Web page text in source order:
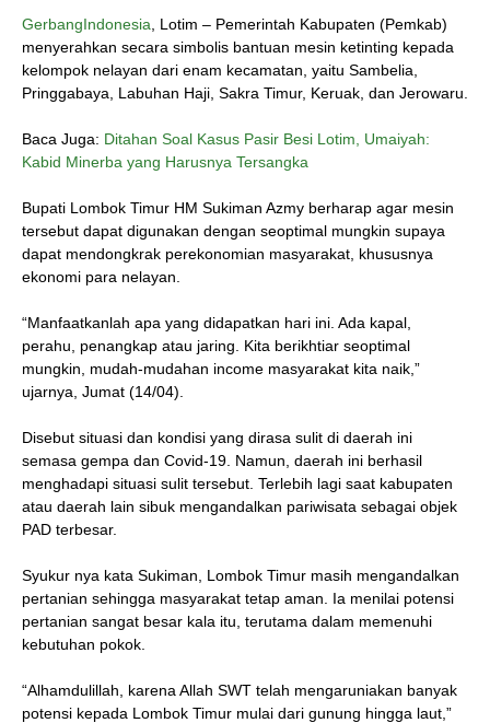
GerbangIndonesia , Lotim – Pemerintah Kabupaten (Pemkab)
menyerahkan secara simbolis bantuan mesin ketinting kepada
kelompok nelayan dari enam kecamatan, yaitu Sambelia,
Pringgabaya, Labuhan Haji, Sakra Timur, Keruak, dan Jerowaru.
Baca Juga: Ditahan Soal Kasus Pasir Besi Lotim, Umaiyah:
Kabid Minerba yang Harusnya Tersangka
Bupati Lombok Timur HM Sukiman Azmy berharap agar mesin
tersebut dapat digunakan dengan seoptimal mungkin supaya
dapat mendongkrak perekonomian masyarakat, khususnya
ekonomi para nelayan.
“Manfaatkanlah apa yang didapatkan hari ini. Ada kapal,
perahu, penangkap atau jaring. Kita berikhtiar seoptimal
mungkin, mudah-mudahan income masyarakat kita naik,”
ujarnya, Jumat (14/04).
Disebut situasi dan kondisi yang dirasa sulit di daerah ini
semasa gempa dan Covid-19. Namun, daerah ini berhasil
menghadapi situasi sulit tersebut. Terlebih lagi saat kabupaten
atau daerah lain sibuk mengandalkan pariwisata sebagai objek
PAD terbesar.
Syukur nya kata Sukiman, Lombok Timur masih mengandalkan
pertanian sehingga masyarakat tetap aman. Ia menilai potensi
pertanian sangat besar kala itu, terutama dalam memenuhi
kebutuhan pokok.
“Alhamdulillah, karena Allah SWT telah mengaruniakan banyak
potensi kepada Lombok Timur mulai dari gunung hingga laut,”